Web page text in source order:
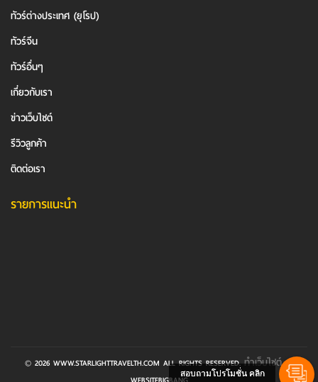
ทัวร์ต่างประเทศ (ยุโรป)
ทัวร์จีน
ทัวร์อื่นๆ
เกี่ยวกับเรา
ข่าวเว็บไซต์
รีวิวลูกค้า
ติดต่อเรา
รายการแนะนำ
© 2026 WWW.STARLIGHTTRAVELTH.COM ALL RIGHTS RESERVED.ทำเว็บไซต์BY
สอบถามโปรโมชั่น คลิก